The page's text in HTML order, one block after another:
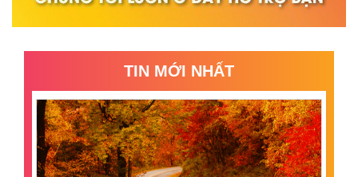
TIN MỚI NHẤT